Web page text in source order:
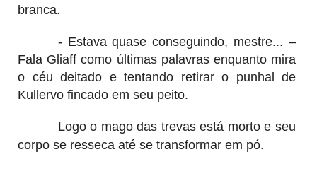
branca.
- Estava quase conseguindo, mestre... –
Fala Gliaff como últimas palavras enquanto mira
o céu deitado e tentando retirar o punhal de
Kullervo fincado em seu peito.
Logo o mago das trevas está morto e seu
corpo se resseca até se transformar em pó.